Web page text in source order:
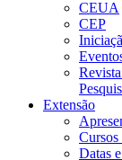
CEUA
CEP
Extensão
Datas